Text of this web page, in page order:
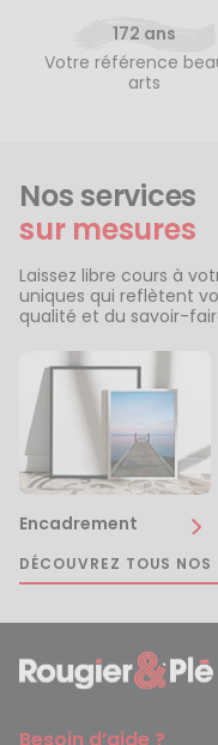
172 ans
Votre référence
arts
Nos services
sur mesures
Laissez libre cours à
uniques qui reflètent
qualité et du savoir-
Encadrement
DÉCOUVREZ TOUS NOS
Besoin d’aide ?